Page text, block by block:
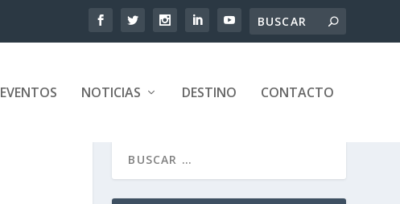
EVENTOS NOTICIAS DESTINO CONTACTO